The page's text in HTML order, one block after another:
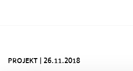
PROJEKT 26.11.2018